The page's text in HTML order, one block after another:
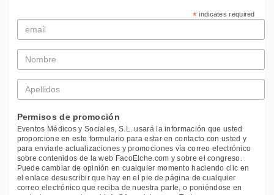
* indicates required
Email
*
Nombre
*
Apellidos
*
Permisos de promoción
Eventos Médicos y Sociales, S.L. usará la información que usted
proporcione en este formulario para estar en contacto con usted y
para enviarle actualizaciones y promociones vía correo electrónico
sobre contenidos de la web FacoElche.com y sobre el congreso.
Puede cambiar de opinión en cualquier momento haciendo clic en
el enlace desuscribir que hay en el pie de página de cualquier
correo electrónico que reciba de nuestra parte, o poniéndose en